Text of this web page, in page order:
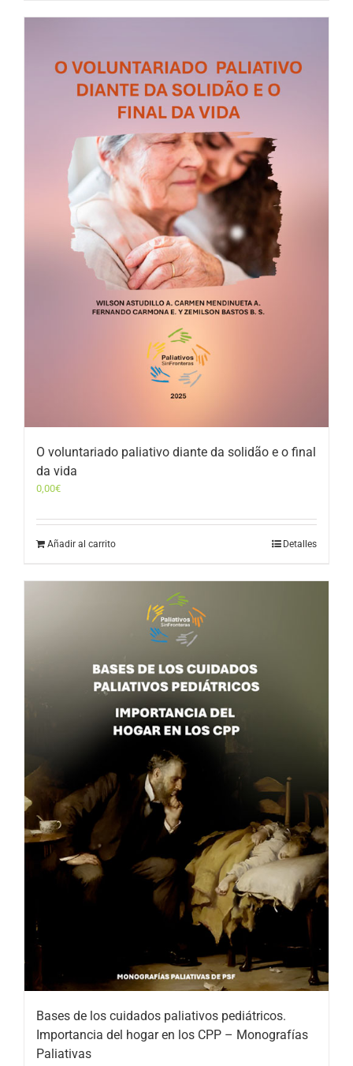
O voluntariado paliativo diante da solidão e o final
da vida
0,00€
Añadir al carrito Detalles
Bases de los cuidados paliativos pediátricos.
Importancia del hogar en los CPP – Monografías
Paliativas